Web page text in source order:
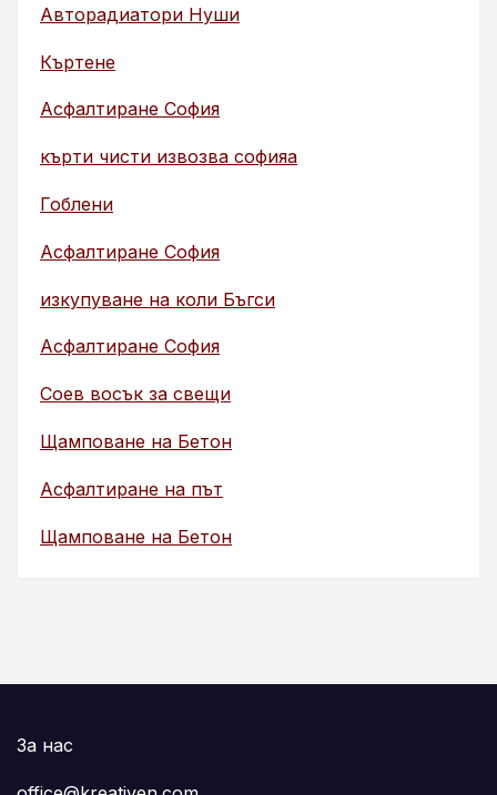
Авторадиатори Нуши
Къртене
Асфалтиране София
кърти чисти извозва софияа
Гоблени
Асфалтиране София
изкупуване на коли Бъгси
Асфалтиране София
Соев восък за свещи
Щамповане на Бетон
Асфалтиране на път
Щамповане на Бетон
За нас